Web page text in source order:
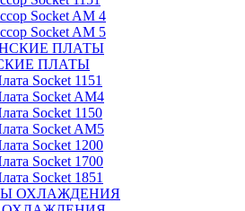
Socket AM 4
Socket AM 5
ПЛАТЫ
Socket 1151
Socket AM4
Socket 1150
Socket AM5
Socket 1200
Socket 1700
Socket 1851